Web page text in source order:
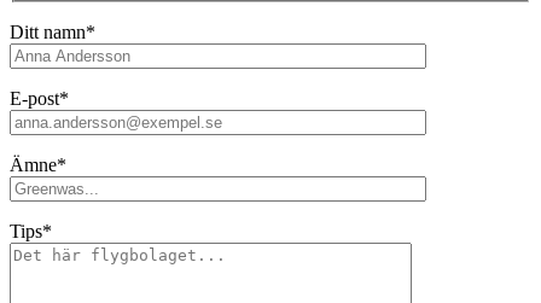
Ditt namn*
E-post*
Ämne*
Tips*